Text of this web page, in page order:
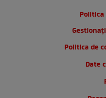
Politica
Politica de
Date